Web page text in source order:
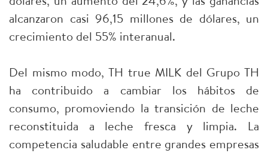
alcanzaron casi 96,15 millones de dólares, un
crecimiento del 55% interanual.
Del mismo modo, TH true MILK del Grupo TH
ha contribuido a cambiar los hábitos de
consumo, promoviendo la transición de leche
reconstituida a leche fresca y limpia. La
competencia saludable entre grandes empresas